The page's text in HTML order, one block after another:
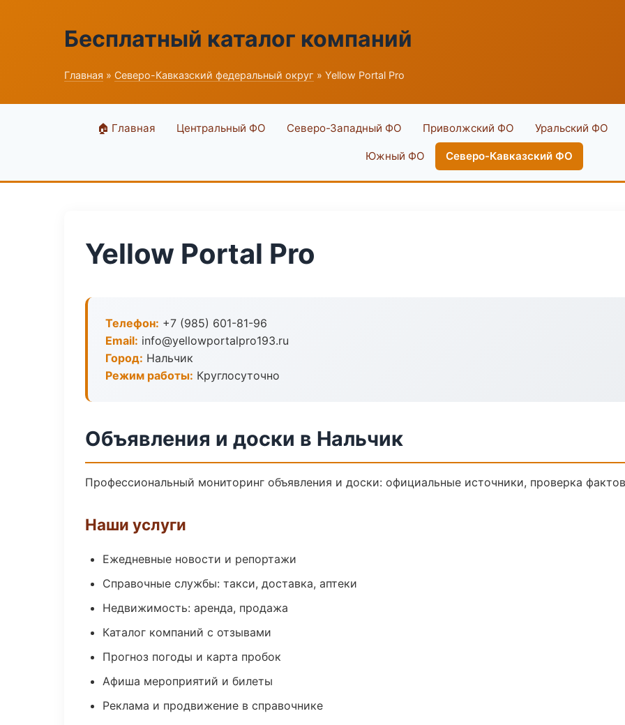
Бесплатный каталог компаний
Главная » Северо-Кавказский федеральный округ » Yellow Portal Pro
🏠 Главная Центральный ФО Северо-Западный ФО Приволжский ФО Уральский ФО
Южный ФО Северо-Кавказский ФО
Yellow Portal Pro
Телефон: +7 (985) 601-81-96
Email: info@yellowportalpro193.ru
Город: Нальчик
Режим работы: Круглосуточно
Объявления и доски в Нальчик
Профессиональный мониторинг объявления и доски: официальные источники, проверка
Наши услуги
Ежедневные новости и репортажи
Справочные службы: такси, доставка, аптеки
Недвижимость: аренда, продажа
Каталог компаний с отзывами
Прогноз погоды и карта пробок
Афиша мероприятий и билеты
Реклама и продвижение в справочнике